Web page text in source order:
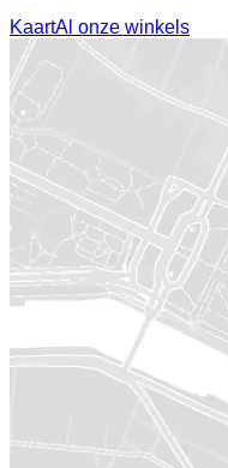
KaartAl onze winkels